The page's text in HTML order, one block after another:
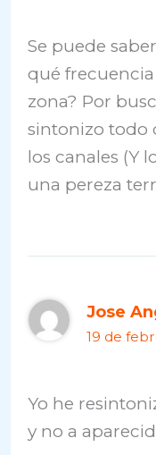
Se puede
qué
zona? Por
sintonizo todo
los canales (Y
una pereza
Jose
19 de
Yo he
y no a